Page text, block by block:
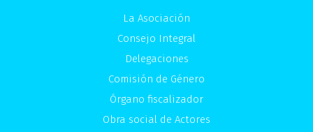
La Asociación
Consejo Integral
Delegaciones
Comisión de Género
Órgano fiscalizador
Obra social de Actores